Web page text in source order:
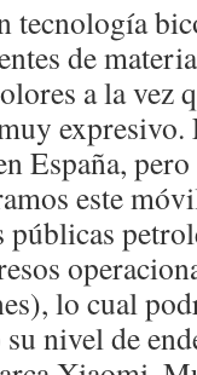
tecnología
de
a la vez
España,
este
lo cual
nivel de